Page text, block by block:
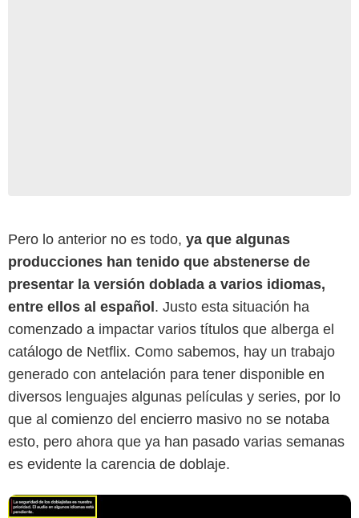
Pero lo anterior no es todo, ya que algunas
producciones han tenido que abstenerse de
presentar la versión doblada a varios idiomas,
entre ellos al español. Justo esta situación ha
comenzado a impactar varios títulos que alberga el
catálogo de Netflix. Como sabemos, hay un trabajo
generado con antelación para tener disponible en
diversos lenguajes algunas películas y series, por lo
que al comienzo del encierro masivo no se notaba
esto, pero ahora que ya han pasado varias semanas
es evidente la carencia de doblaje.